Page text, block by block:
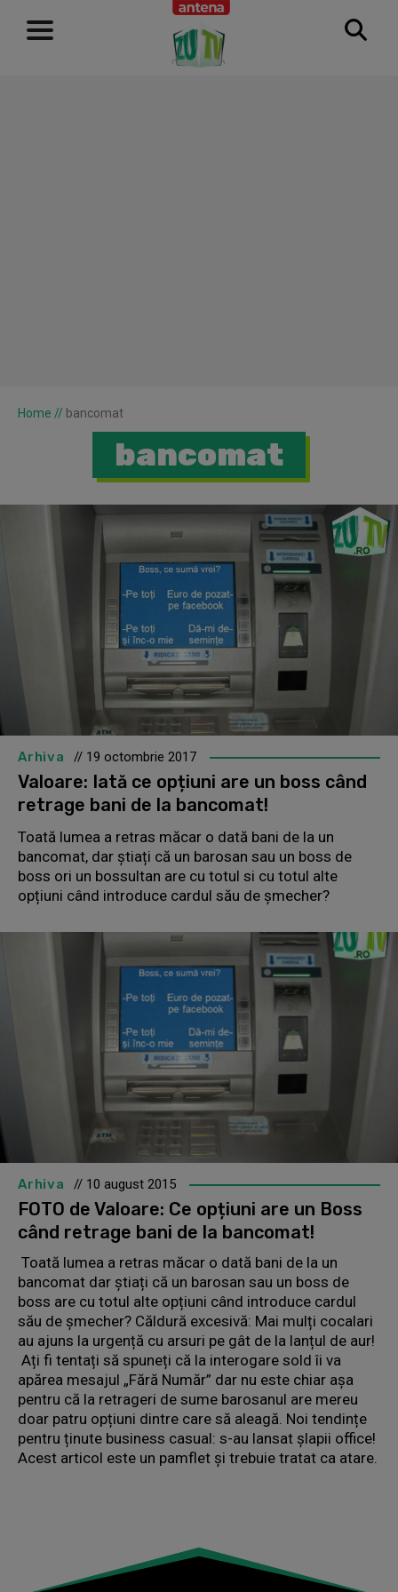
RECLAMĂ
Home // bancomat
bancomat
Arhiva // 19 octombrie 2017
Valoare: Iată ce opțiuni are un boss când
retrage bani de la bancomat!
Toată lumea a retras măcar o dată bani de la un
bancomat, dar știați că un barosan sau un boss de
boss ori un bossultan are cu totul si cu totul alte
opțiuni când introduce cardul său de șmecher?
Arhiva // 10 august 2015
FOTO de Valoare: Ce opțiuni are un Boss
când retrage bani de la bancomat!
Toată lumea a retras măcar o dată bani de la un
bancomat dar știați că un barosan sau un boss de
boss are cu totul alte opțiuni când introduce cardul
său de șmecher? Căldură excesivă: Mai mulți cocalari
au ajuns la urgență cu arsuri pe gât de la lanțul de aur!
Ați fi tentați să spuneți că la interogare sold îi va
apărea mesajul „Fără Număr” dar nu este chiar așa
pentru că la retrageri de sume barosanul are mereu
doar patru opțiuni dintre care să aleagă. Noi tendințe
pentru ținute business casual: s-au lansat șlapii office!
Acest articol este un pamflet şi trebuie tratat ca atare.